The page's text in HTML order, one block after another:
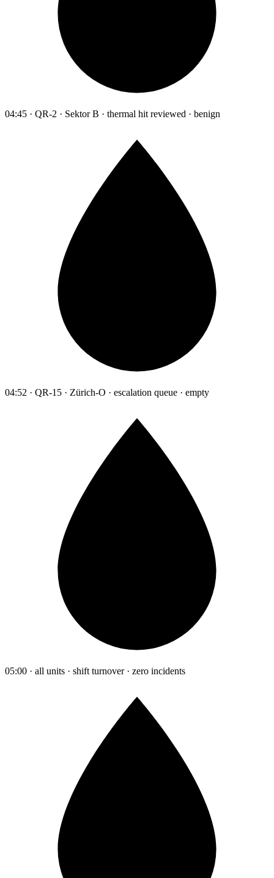
04:45 · QR-2 · Sektor B · thermal hit reviewed · benign
04:52 · QR-15 · Zürich-O · escalation queue · empty
05:00 · all units · shift turnover · zero incidents